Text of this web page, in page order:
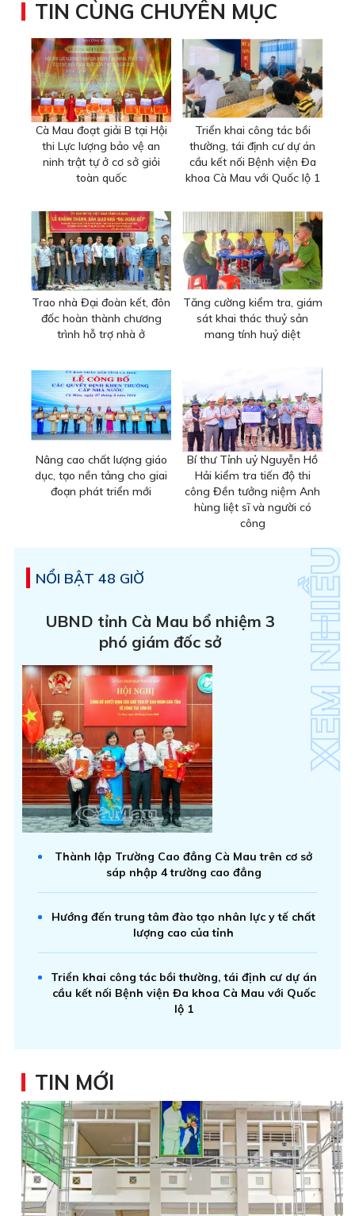
TIN CÙNG CHUYÊN MỤC
Cà Mau đoạt giải B tại Hội
thi Lực lượng bảo vệ an
ninh trật tự ở cơ sở giỏi
toàn quốc
Triển khai công tác bồi
thường, tái định cư dự án
cầu kết nối Bệnh viện Đa
khoa Cà Mau với Quốc lộ 1
Trao nhà Đại đoàn kết, đôn
đốc hoàn thành chương
trình hỗ trợ nhà ở
Tăng cường kiểm tra, giám
sát khai thác thuỷ sản
mang tính huỷ diệt
Nâng cao chất lượng giáo
dục, tạo nền tảng cho giai
đoạn phát triển mới
Bí thư Tỉnh uỷ Nguyễn Hồ
Hải kiểm tra tiến độ thi
công Đền tưởng niệm Anh
hùng liệt sĩ và người có
công
NỔI BẬT 48 GIỜ
UBND tỉnh Cà Mau bổ nhiệm 3
phó giám đốc sở
Thành lập Trường Cao đẳng Cà Mau trên cơ sở
sáp nhập 4 trường cao đẳng
Hướng đến trung tâm đào tạo nhân lực y tế chất
lượng cao của tỉnh
Triển khai công tác bồi thường, tái định cư dự án
cầu kết nối Bệnh viện Đa khoa Cà Mau với Quốc
lộ 1
TIN MỚI